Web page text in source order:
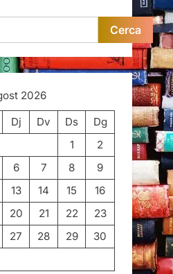
Cerca
2026
Dj Dv Ds
Dg
1
2
6 7 8
9
13 14 15
16
20 21 22
23
27 28 29
30